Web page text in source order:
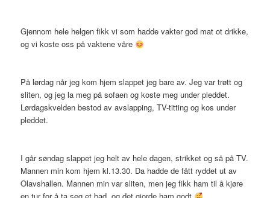
Gjennom hele helgen fikk vi som hadde vakter god mat ot drikke,
og vi koste oss på vaktene våre
På lørdag når jeg kom hjem slappet jeg bare av. Jeg var trøtt og
sliten, og jeg la meg på sofaen og koste meg under pleddet.
Lørdagskvelden bestod av avslapping, TV-titting og kos under
pleddet.
I går søndag slappet jeg helt av hele dagen, strikket og så på TV.
Mannen min kom hjem kl.13.30. Da hadde de fått ryddet ut av
Olavshallen. Mannen min var sliten, men jeg fikk ham til å kjøre